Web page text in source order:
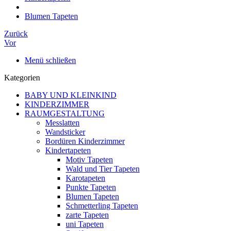
Blumen Tapeten
Zurück
Vor
Menü schließen
Kategorien
BABY UND KLEINKIND
KINDERZIMMER
RAUMGESTALTUNG
Messlatten
Wandsticker
Bordüren Kinderzimmer
Kindertapeten
Motiv Tapeten
Wald und Tier Tapeten
Karotapeten
Punkte Tapeten
Blumen Tapeten
Schmetterling Tapeten
zarte Tapeten
uni Tapeten